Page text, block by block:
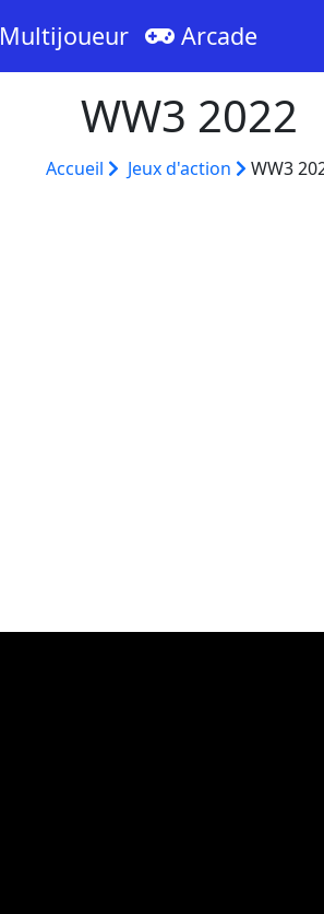
Arcade
WW3 2022
Accueil Jeux d'action WW3